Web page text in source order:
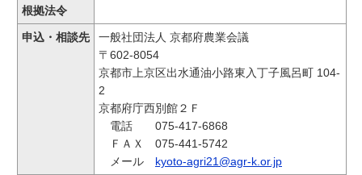
根拠法令
申込・相談先
一般社団法人 京都府農業会議
〒602-8054
京都市上京区出水通油小路東入丁子風呂町 104-
2
京都府庁西別館２Ｆ
電話 075-417-6868
ＦＡＸ 075-441-5742
メール kyoto-agri21@agr-k.or.jp